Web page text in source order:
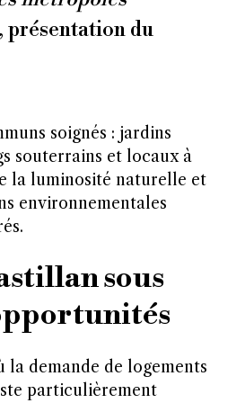
du
soignés : jardins
souterrains et locaux à
la luminosité naturelle et
environnementales
sous
demande de logements
particulièrement